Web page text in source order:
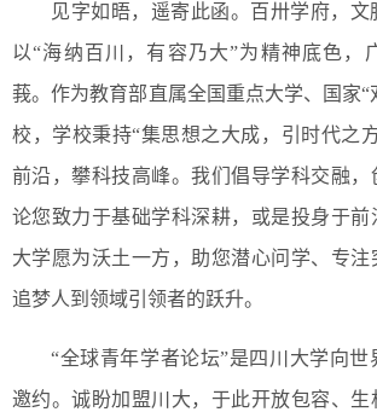
见字如晤，遥寄此函。百卅学府，文
以“海纳百川，有容乃大”为精神底色，
莪。作为教育部直属全国重点大学、国家“
校，学校秉持“集思想之大成，引时代之
前沿，攀科技高峰。我们倡导学科交融，
论您致力于基础学科深耕，或是投身于前
大学愿为沃土一方，助您潜心问学、专注
追梦人到领域引领者的跃升。
“全球青年学者论坛”是四川大学向
邀约。诚盼加盟川大，于此开放包容、生